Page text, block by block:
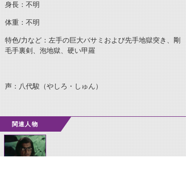
身長：不明
体重：不明
特色/力など：左手の巨大バサミおよび先手地獄突き、剛
毛手裏剣、泡地獄、硬い甲羅
声：八代駿（やしろ・しゅん）
関連人物